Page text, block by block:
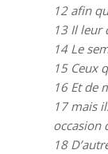
12 afin
13Il leur
14 Le
15Ceux
16Et de
17mais
occasion
18